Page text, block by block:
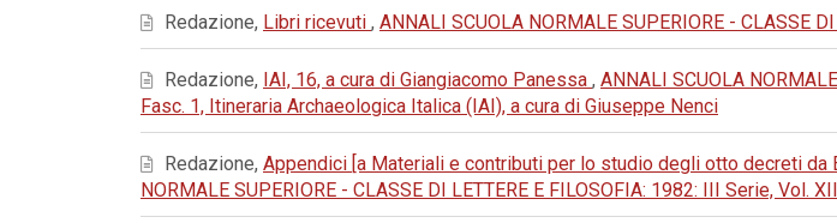
Redazione, Libri ricevuti , ANNALI SCUOLA NORMALE SUPERIORE - CLASSE
Redazione, IAI, 16, a cura di Giangiacomo Panessa , ANNALI SCUOLA
Fasc. 1, Itineraria Archaeologica Italica (IAI), a cura di Giuseppe Nenci
Redazione, Appendici [a Materiali e contributi per lo studio degli otto decreti da
NORMALE SUPERIORE - CLASSE DI LETTERE E FILOSOFIA: 1982: III Serie,